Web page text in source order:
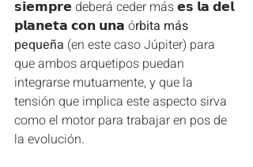
𝘀𝗶𝗲𝗺𝗽𝗿𝗲 deberá ceder más 𝗲𝘀 𝗹𝗮 𝗱𝗲𝗹
𝗽𝗹𝗮𝗻𝗲𝘁𝗮 𝗰𝗼𝗻 𝘂𝗻𝗮 órbita más
pequeña (en este caso Júpiter) para
que ambos arquetipos puedan
integrarse mutuamente, y que la
tensión que implica este aspecto sirva
como el motor para trabajar en pos de
la evolución.